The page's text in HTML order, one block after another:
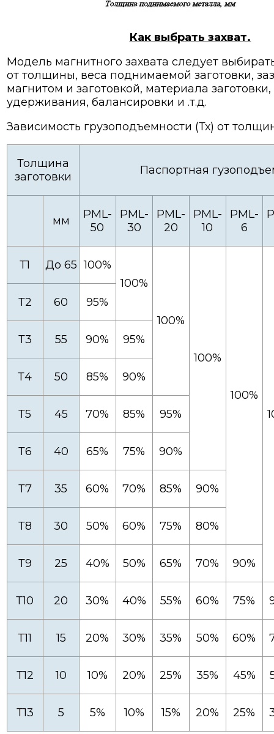
Как выбрать захват.
Модель магнитного захвата следует
от толщины, веса поднимаемой заготовки,
магнитом и заготовкой, материала
удерживания, балансировки и .т.д.
Зависимость грузоподъемности (Тх) от
Толщина
заготовки
Паспортная
мм
PML-
50
PML-
30
PML-
20
PML-
10
PML-
6
Т1 До 65 100%
100%
100%
100%
100%
Т2 60 95%
Т3 55 90% 95%
Т4 50 85% 90%
Т5 45 70% 85% 95%
Т6 40 65% 75% 90%
Т7 35 60% 70% 85% 90%
Т8 30 50% 60% 75% 80%
Т9 25 40% 50% 65% 70% 90%
Т10 20 30% 40% 55% 60% 75%
Т11 15 20% 30% 35% 50% 60%
Т12 10 10% 20% 25% 35% 45%
Т13 5 5% 10% 15% 20% 25%